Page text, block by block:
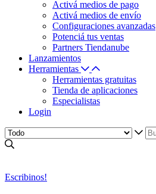
Activá medios de pago
Activá medios de envío
Configuraciones avanzadas
Potenciá tus ventas
Partners Tiendanube
Lanzamientos
Herramientas
Herramientas gratuitas
Tienda de aplicaciones
Especialistas
Login
Escribinos!